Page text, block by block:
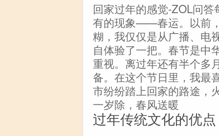
回家过年的感觉-ZOL问
有的现象——春运。以前
糊，我仅仅是从广播、电
自体验了一把。春节是中
重视。离过年还有半个多
备。在这个节日里，我最
市纷纷踏上回家的路途，
一岁除，春风送暖
过年传统文化的优点